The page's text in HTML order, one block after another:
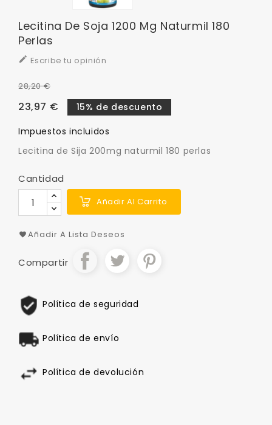
Lecitina De Soja 1200 Mg Naturmil 180
Perlas
 Escribe tu opinión
28,20 €
23,97 €
15% de descuento
Impuestos incluidos
Lecitina de Sija 200mg naturmil 180 perlas
Cantidad
Añadir Al Carrito
Añadir A Lista Deseos
Compartir
Política de seguridad
Política de envío
Política de devolución